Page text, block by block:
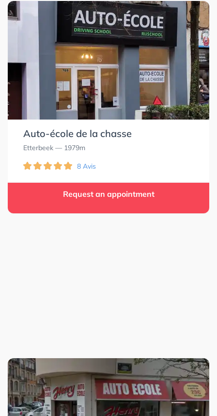
Auto-école de la chasse
Etterbeek — 1979m
8 Avis
Request an appointment